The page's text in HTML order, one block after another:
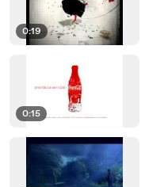
0:19
0:15